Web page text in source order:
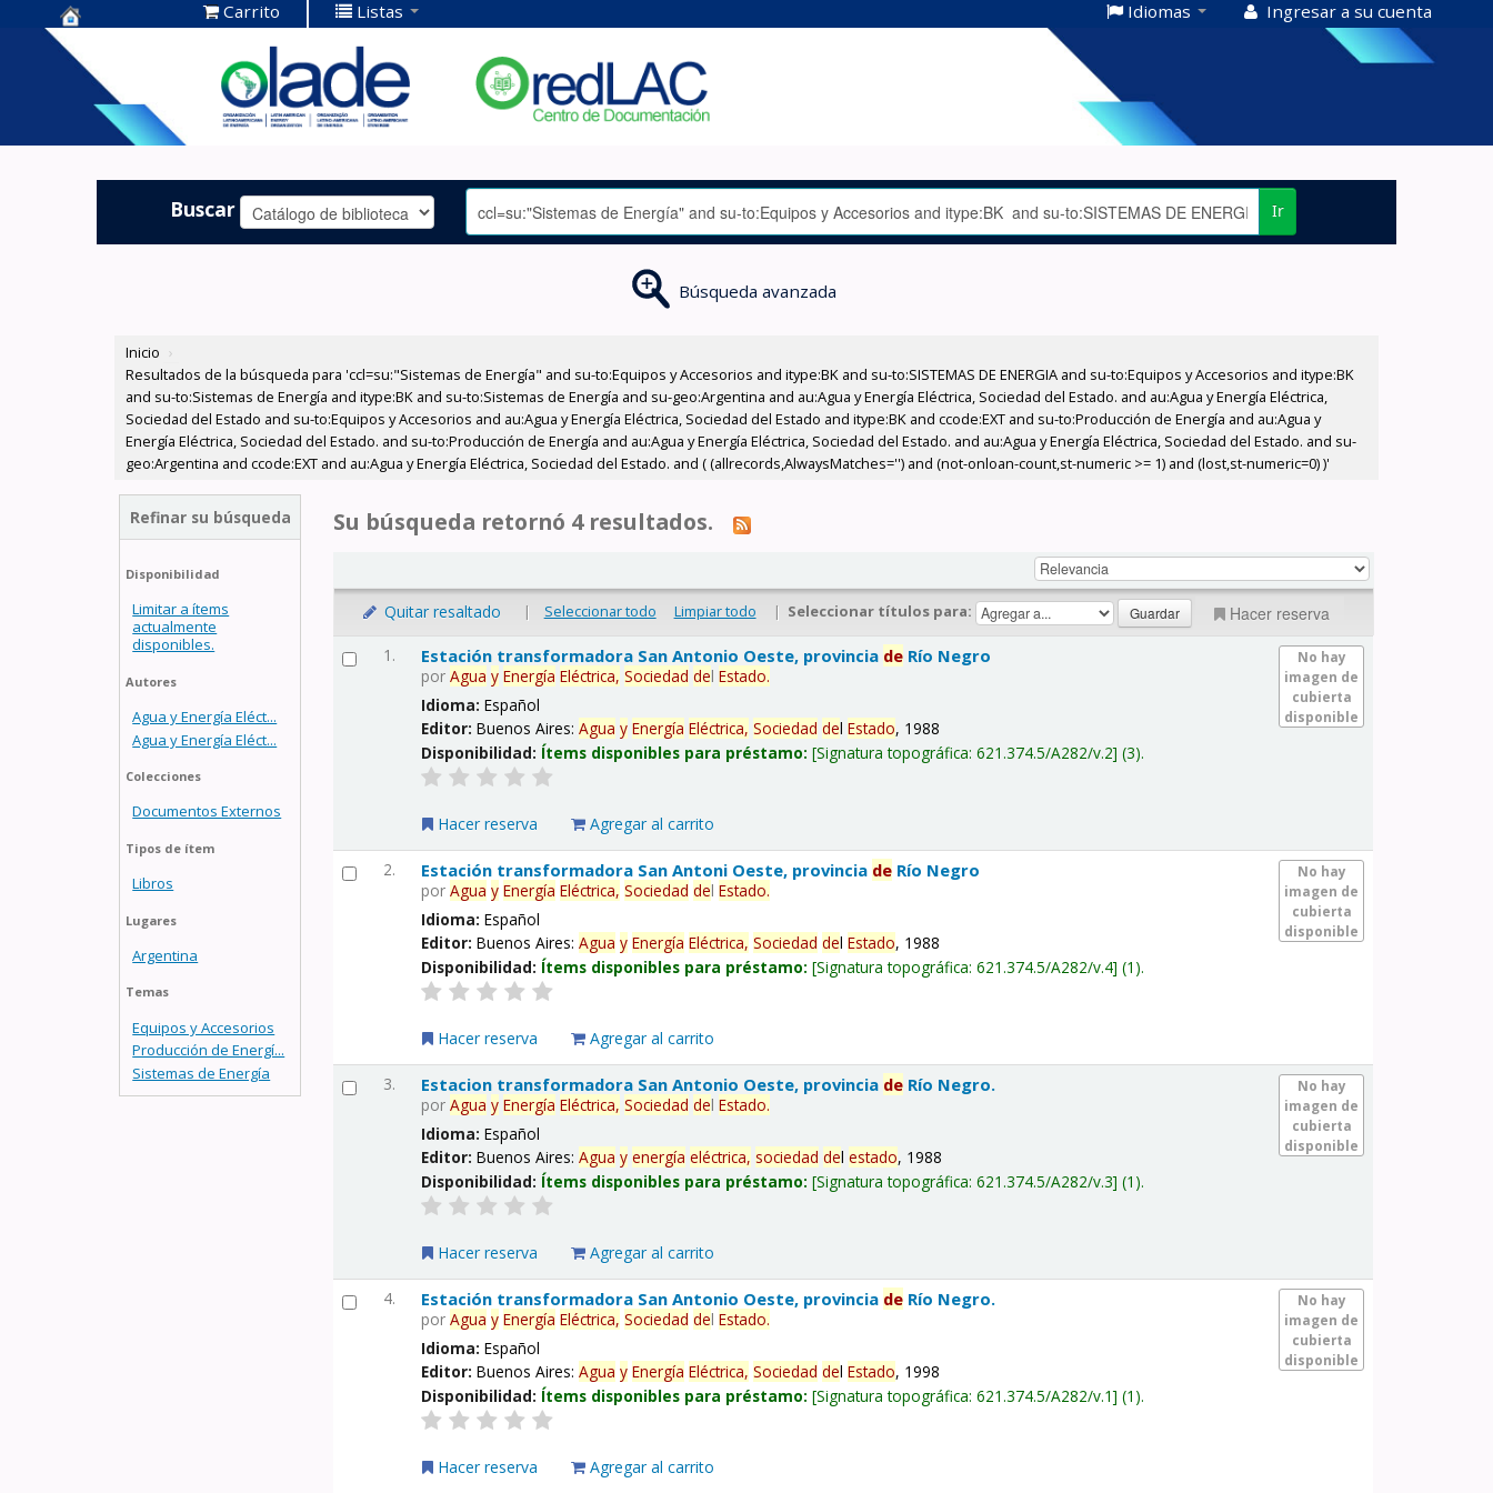
Centro de
Documentación
OLADE -
Carrito Listas Idiomas Ingresar a su cuenta
Buscar Ir
Búsqueda avanzada
Inicio ›
Resultados de la búsqueda para 'ccl=su:"Sistemas de Energía" and su-to:Equipos y Accesorios and itype:BK and su-to:SISTEMAS DE ENERGIA and su-to:Equipos y Accesorios and itype:BK
and su-to:Sistemas de Energía and itype:BK and su-to:Sistemas de Energía and su-geo:Argentina and au:Agua y Energía Eléctrica, Sociedad del Estado. and au:Agua y Energía Eléctrica,
Sociedad del Estado and su-to:Equipos y Accesorios and au:Agua y Energía Eléctrica, Sociedad del Estado and itype:BK and ccode:EXT and su-to:Producción de Energía and au:Agua y
Energía Eléctrica, Sociedad del Estado. and su-to:Producción de Energía and au:Agua y Energía Eléctrica, Sociedad del Estado. and au:Agua y Energía Eléctrica, Sociedad del Estado. and su-
geo:Argentina and ccode:EXT and au:Agua y Energía Eléctrica, Sociedad del Estado. and ( (allrecords,AlwaysMatches='') and (not-onloan-count,st-numeric >= 1) and (lost,st-numeric=0) )'
Refinar su búsqueda
Disponibilidad
Limitar a ítems
actualmente
disponibles.
Autores
Agua y Energía Eléct...
Agua y Energía Eléct...
Colecciones
Documentos Externos
Tipos de ítem
Libros
Lugares
Argentina
Temas
Equipos y Accesorios
Producción de Energí...
Sistemas de Energía
Su búsqueda retornó 4 resultados.
Quitar resaltado | Seleccionar todo Limpiar todo | Seleccionar títulos para: Hacer reserva
1.
No hay
imagen de
cubierta
disponible
Estación transformadora San Antonio Oeste, provincia de Río Negro
porAgua y Energía Eléctrica, Sociedad delEstado.
Idioma:Español
Editor:Buenos Aires:Agua y Energía Eléctrica, Sociedad delEstado, 1988
Disponibilidad: Ítems disponibles para préstamo: Signatura topográfica:621.374.5/A282/v.2 (3).
Hacer reserva Agregar al carrito
2.
No hay
imagen de
cubierta
disponible
Estación transformadora San Antoni Oeste, provincia de Río Negro
porAgua y Energía Eléctrica, Sociedad delEstado.
Idioma:Español
Editor:Buenos Aires:Agua y Energía Eléctrica, Sociedad delEstado, 1988
Disponibilidad: Ítems disponibles para préstamo: Signatura topográfica:621.374.5/A282/v.4 (1).
Hacer reserva Agregar al carrito
3.
No hay
imagen de
cubierta
disponible
Estacion transformadora San Antonio Oeste, provincia de Río Negro.
porAgua y Energía Eléctrica, Sociedad delEstado.
Idioma:Español
Editor:Buenos Aires:Agua y energía eléctrica, sociedad delestado, 1988
Disponibilidad: Ítems disponibles para préstamo: Signatura topográfica:621.374.5/A282/v.3 (1).
Hacer reserva Agregar al carrito
4.
No hay
imagen de
cubierta
disponible
Estación transformadora San Antonio Oeste, provincia de Río Negro.
porAgua y Energía Eléctrica, Sociedad delEstado.
Idioma:Español
Editor:Buenos Aires:Agua y Energía Eléctrica, Sociedad delEstado, 1998
Disponibilidad: Ítems disponibles para préstamo: Signatura topográfica:621.374.5/A282/v.1 (1).
Hacer reserva Agregar al carrito